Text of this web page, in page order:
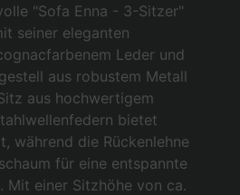
"Sofa Enna - 3-Sitzer"
seiner eleganten
Leder und
aus robustem Metall
aus hochwertigem
bietet
während die Rückenlehne
für eine entspannte
Mit einer Sitzhöhe von ca.